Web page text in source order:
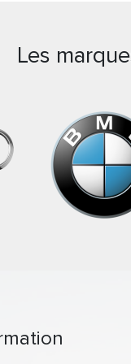
Les